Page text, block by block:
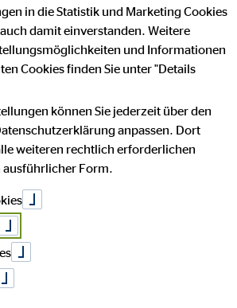
Impressum
Netiquette
in die Statistik und Marketing Cookies
damit einverstanden. Weitere
und Informationen
Cookies finden Sie unter "Details
können Sie jederzeit über den
anpassen. Dort
weiteren rechtlich erforderlichen
Form.